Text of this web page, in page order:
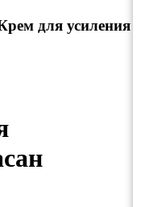
для усиления